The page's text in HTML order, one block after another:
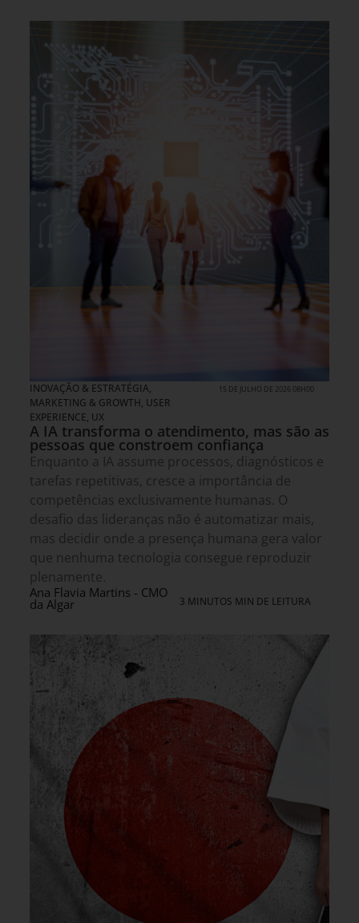
INOVAÇÃO & ESTRATÉGIA,
MARKETING & GROWTH, USER
EXPERIENCE, UX
15 DE JULHO DE 2026 08H00
A IA transforma o atendimento, mas são as
pessoas que constroem confiança
Enquanto a IA assume processos, diagnósticos e
tarefas repetitivas, cresce a importância de
competências exclusivamente humanas. O
desafio das lideranças não é automatizar mais,
mas decidir onde a presença humana gera valor
que nenhuma tecnologia consegue reproduzir
plenamente.
Ana Flavia Martins - CMO
da Algar 3 MINUTOS MIN DE LEITURA